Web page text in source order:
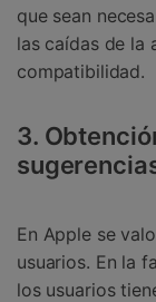
que sean
las caídas de la
compatibilidad.
3.
En Apple se
usuarios. En la
los usuarios